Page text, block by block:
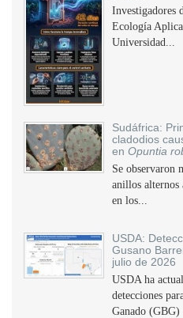
Investigadores
Ecología
Universidad...
Sudáfrica:
cladodios
en Opuntia
Se observaron
anillos alternos
en los...
USDA:
Gusano
julio de 2026
USDA ha
detecciones
Ganado (GBG)